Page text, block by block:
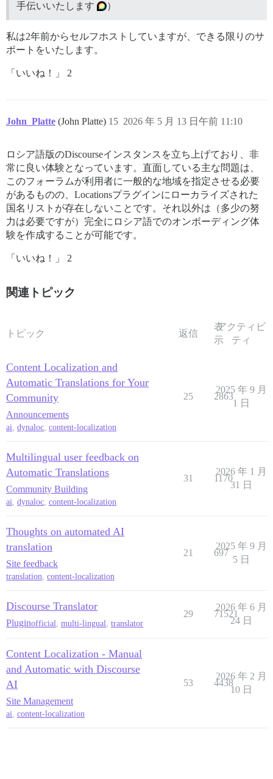
手伝いいたします
）
私は2年前からセルフホストしていますが、できる限りのサ
ポートをいたします。
「いいね！」 2
John_Platte (John Platte) 2026 年 5 月 13 日午前 11:10
15
ロシア語版のDiscourseインスタンスを立ち上げており、非
常に良い体験となっています。直面している主な問題は、
このフォーラムが利用者に一般的な地域を指定させる必要
があるものの、Locationsプラグインにローカライズされた
国名リストが存在しないことです。それ以外は（多少の努
力は必要ですが）完全にロシア語でのオンボーディング体
験を作成することが可能です。
「いいね！」 2
関連トピック
トピック 返信
表
示
アクティビ
ティ
Content Localization and
Automatic Translations for Your
Community
Announcements
ai, dynaloc, content-localization
25 2863
2025 年 9 月
1 日
Multilingual user feedback on
Automatic Translations
Community Building
ai, dynaloc, content-localization
31 1170
2026 年 1 月
31 日
Thoughts on automated AI
translation
Site feedback
translation, content-localization
21 697
2025 年 9 月
5 日
Discourse Translator
Pluginofficial multi-lingual translator
29 71521
2026 年 6 月
24 日
Content Localization - Manual
and Automatic with Discourse
AI
Site Management
ai, content-localization
53 4438
2026 年 2 月
10 日